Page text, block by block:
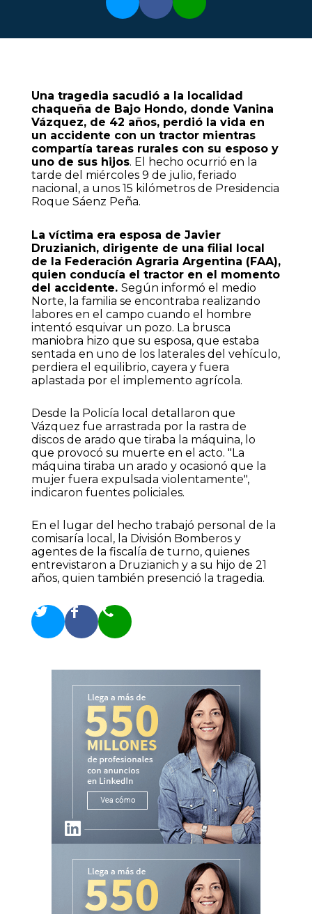
Una tragedia sacudió a la localidad
chaqueña de Bajo Hondo, donde Vanina
Vázquez, de 42 años, perdió la vida en
un accidente con un tractor mientras
compartía tareas rurales con su esposo y
uno de sus hijos. El hecho ocurrió en la
tarde del miércoles 9 de julio, feriado
nacional, a unos 15 kilómetros de Presidencia
Roque Sáenz Peña.
La víctima era esposa de Javier
Druzianich, dirigente de una filial local
de la Federación Agraria Argentina (FAA),
quien conducía el tractor en el momento
del accidente. Según informó el medio
Norte, la familia se encontraba realizando
labores en el campo cuando el hombre
intentó esquivar un pozo. La brusca
maniobra hizo que su esposa, que estaba
sentada en uno de los laterales del vehículo,
perdiera el equilibrio, cayera y fuera
aplastada por el implemento agrícola.
Desde la Policía local detallaron que
Vázquez fue arrastrada por la rastra de
discos de arado que tiraba la máquina, lo
que provocó su muerte en el acto. "La
máquina tiraba un arado y ocasionó que la
mujer fuera expulsada violentamente",
indicaron fuentes policiales.
En el lugar del hecho trabajó personal de la
comisaría local, la División Bomberos y
agentes de la fiscalía de turno, quienes
entrevistaron a Druzianich y a su hijo de 21
años, quien también presenció la tragedia.